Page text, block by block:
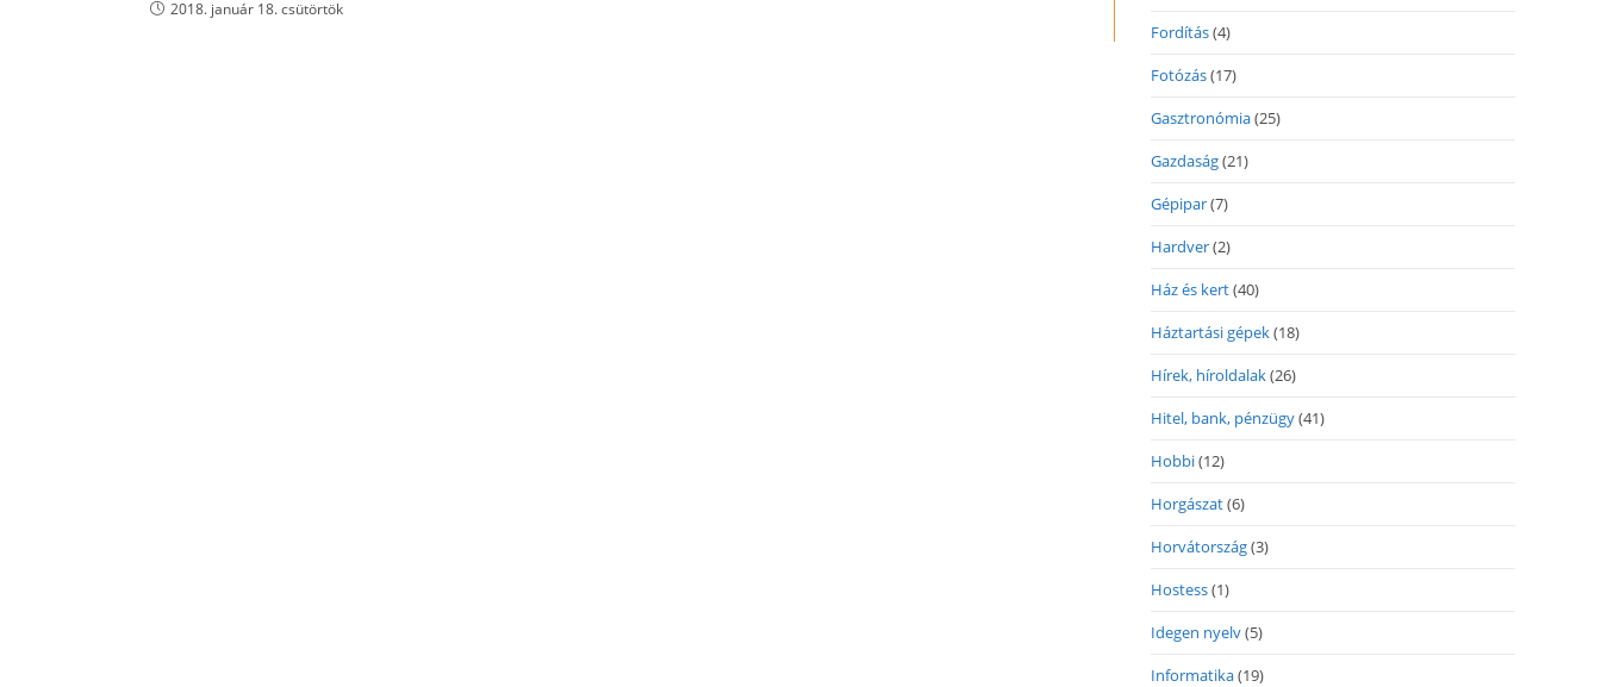
2018. január 18. csütörtök
Fordítás(4)
Fotózás(17)
Gasztronómia(25)
Gazdaság(21)
Gépipar(7)
Hardver(2)
Ház és kert(40)
Háztartási gépek(18)
Hírek, híroldalak(26)
Hitel, bank, pénzügy(41)
Hobbi(12)
Horgászat(6)
Horvátország(3)
Hostess(1)
Idegen nyelv(5)
Informatika(19)